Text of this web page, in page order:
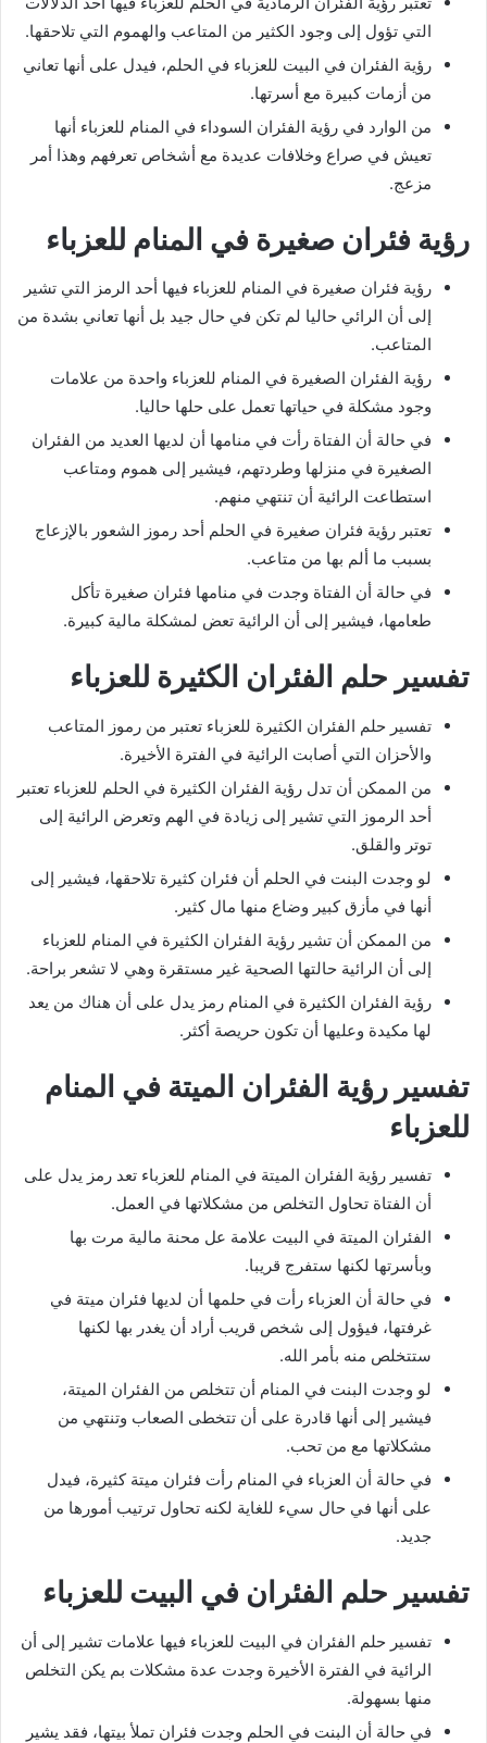
التي تؤول إلى وجود الكثير من المتاعب والهموم التي تلاحقها.
رؤية الفئران في البيت للعزباء في الحلم، فيدل على أنها تعاني
من أزمات كبيرة مع أسرتها.
من الوارد في رؤية الفئران السوداء في المنام للعزباء أنها
تعيش في صراع وخلافات عديدة مع أشخاص تعرفهم وهذا أمر
مزعج.
رؤية فئران صغيرة في المنام للعزباء
رؤية فئران صغيرة في المنام للعزباء فيها أحد الرمز التي تشير
إلى أن الرائي حاليا لم تكن في حال جيد بل أنها تعاني بشدة من
المتاعب.
رؤية الفئران الصغيرة في المنام للعزباء واحدة من علامات
وجود مشكلة في حياتها تعمل على حلها حاليا.
في حالة أن الفتاة رأت في منامها أن لديها العديد من الفئران
الصغيرة في منزلها وطردتهم، فيشير إلى هموم ومتاعب
استطاعت الرائية أن تنتهي منهم.
تعتبر رؤية فئران صغيرة في الحلم أحد رموز الشعور بالإزعاج
بسبب ما ألم بها من متاعب.
في حالة أن الفتاة وجدت في منامها فئران صغيرة تأكل
طعامها، فيشير إلى أن الرائية تعض لمشكلة مالية كبيرة.
تفسير حلم الفئران الكثيرة للعزباء
تفسير حلم الفئران الكثيرة للعزباء تعتبر من رموز المتاعب
والأحزان التي أصابت الرائية في الفترة الأخيرة.
من الممكن أن تدل رؤية الفئران الكثيرة في الحلم للعزباء تعتبر
أحد الرموز التي تشير إلى زيادة في الهم وتعرض الرائية إلى
توتر والقلق.
لو وجدت البنت في الحلم أن فئران كثيرة تلاحقها، فيشير إلى
أنها في مأزق كبير وضاع منها مال كثير.
من الممكن أن تشير رؤية الفئران الكثيرة في المنام للعزباء
إلى أن الرائية حالتها الصحية غير مستقرة وهي لا تشعر براحة.
رؤية الفئران الكثيرة في المنام رمز يدل على أن هناك من يعد
لها مكيدة وعليها أن تكون حريصة أكثر.
تفسير رؤية الفئران الميتة في المنام
للعزباء
تفسير رؤية الفئران الميتة في المنام للعزباء تعد رمز يدل على
أن الفتاة تحاول التخلص من مشكلاتها في العمل.
الفئران الميتة في البيت علامة عل محنة مالية مرت بها
وبأسرتها لكنها ستفرج قريبا.
في حالة أن العزباء رأت في حلمها أن لديها فئران ميتة في
غرفتها، فيؤول إلى شخص قريب أراد أن يغدر بها لكنها
ستتخلص منه بأمر الله.
لو وجدت البنت في المنام أن تتخلص من الفئران الميتة،
فيشير إلى أنها قادرة على أن تتخطى الصعاب وتنتهي من
مشكلاتها مع من تحب.
في حالة أن العزباء في المنام رأت فئران ميتة كثيرة، فيدل
على أنها في حال سيء للغاية لكنه تحاول ترتيب أمورها من
جديد.
تفسير حلم الفئران في البيت للعزباء
تفسير حلم الفئران في البيت للعزباء فيها علامات تشير إلى أن
الرائية في الفترة الأخيرة وجدت عدة مشكلات بم يكن التخلص
منها بسهولة.
في حالة أن البنت في الحلم وجدت فئران تملأ بيتها، فقد يشير